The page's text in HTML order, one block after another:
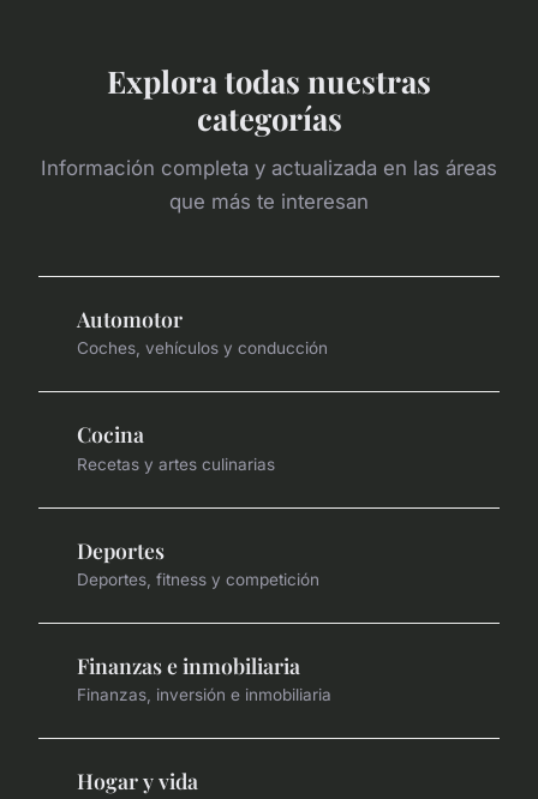
Explora todas nuestras
categorías
Información completa y actualizada en las áreas
que más te interesan
Automotor
Coches, vehículos y conducción
Cocina
Recetas y artes culinarias
Deportes
Deportes, fitness y competición
Finanzas e inmobiliaria
Finanzas, inversión e inmobiliaria
Hogar y vida